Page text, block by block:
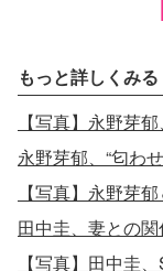
もっと詳しくみる
【写真】永野芽
【写真】永野芽
田中圭、妻との
【写真】田中圭